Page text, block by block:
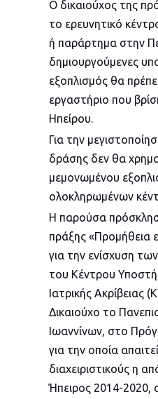
Ο δικαιούχος της
το ερευνητικό
ή παράρτημα στην
δημιουργούμενες
εξοπλισμός θα
εργαστήριο που
Ηπείρου.
Για την
δράσης δεν θα
μεμονωμένου
ολοκληρωμένων
Η παρούσα
πράξης «Προμήθεια
για την ενίσχυση
του Κέντρου
Ιατρικής Ακρίβειας
Δικαιούχο το
Ιωαννίνων, στο
για την οποία
διαχειριστικούς η
Ήπειρος 2014-2020,